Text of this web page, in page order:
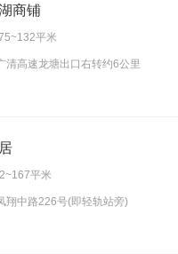
商铺
平米
清高速龙塘出口右转约6公里
平米
翔中路226号(即轻轨站旁)